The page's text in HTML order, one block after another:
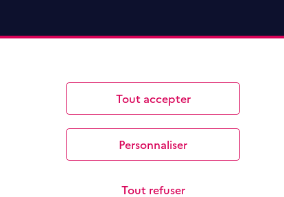
Tout accepter
Tout refuser
Personnaliser